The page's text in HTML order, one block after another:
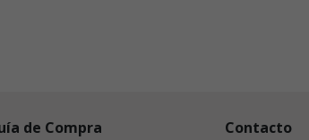
de Compra Contacto